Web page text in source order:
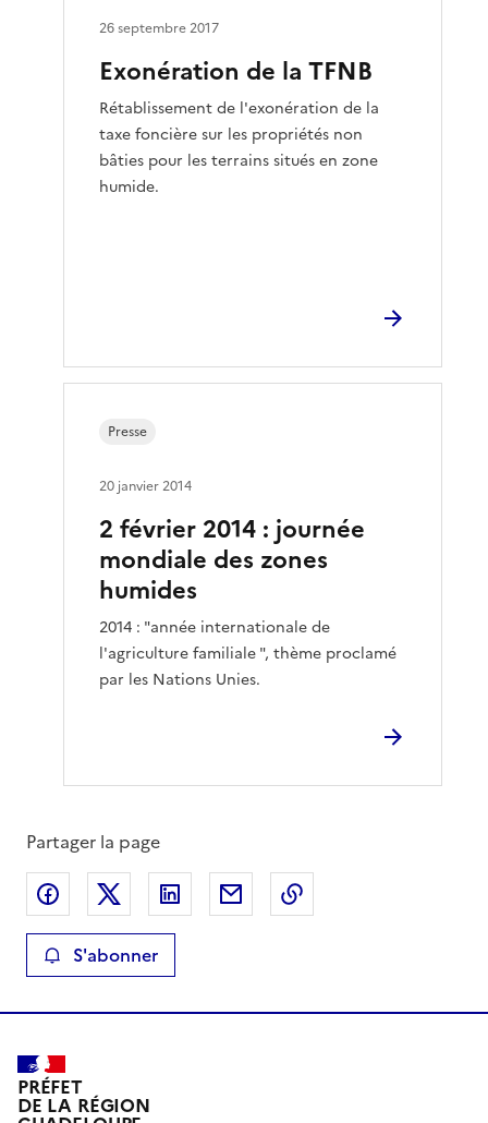
Exonération de la TFNB
Rétablissement de l'exonération de la
taxe foncière sur les propriétés non
bâties pour les terrains situés en zone
humide.
26 septembre 2017
2 février 2014 : journée
mondiale des zones
humides
2014 : "année internationale de
l'agriculture familiale ", thème proclamé
par les Nations Unies.
Presse
20 janvier 2014
Partager la page
Partager sur Facebook
Partager sur XPartager sur LinkedIn
Partager par email
S'abonner
PRÉFET
DE LA RÉGION